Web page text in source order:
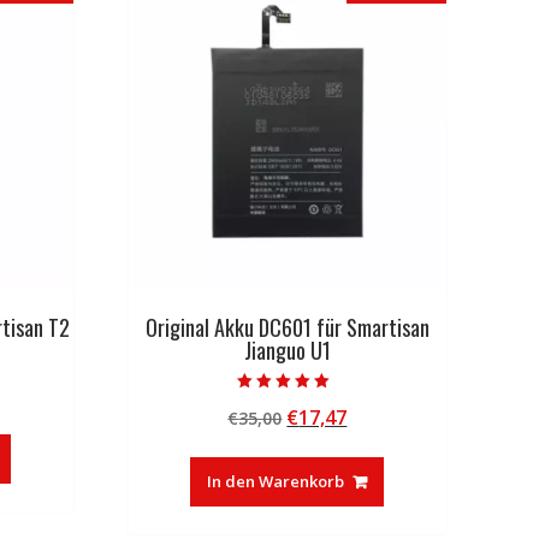
T2 Original Akku DC601 für Smartisan
Jianguo U1
5.00
von 5
€35,00 Ursprünglicher
war:
€35,00
€17,47Aktueller
ist:
€17,47.
In den Warenkorb